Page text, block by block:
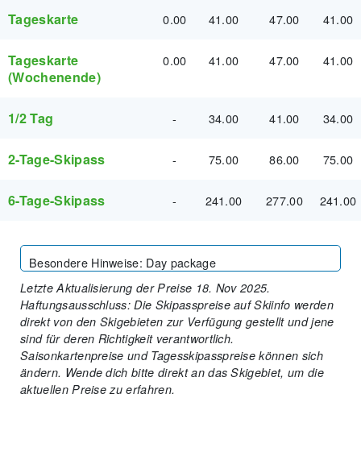
Tageskarte 0.00 41.00 47.00 41.00
Tageskarte
(Wochenende)
0.00 41.00 47.00 41.00
1/2 Tag - 34.00 41.00 34.00
2-Tage-Skipass - 75.00 86.00 75.00
6-Tage-Skipass - 241.00 277.00 241.00
Besondere Hinweise: Day package
Letzte Aktualisierung der Preise 18. Nov 2025.
Haftungsausschluss: Die Skipasspreise auf Skiinfo werden
direkt von den Skigebieten zur Verfügung gestellt und jene
sind für deren Richtigkeit verantwortlich.
Saisonkartenpreise und Tagesskipasspreise können sich
ändern. Wende dich bitte direkt an das Skigebiet, um die
aktuellen Preise zu erfahren.